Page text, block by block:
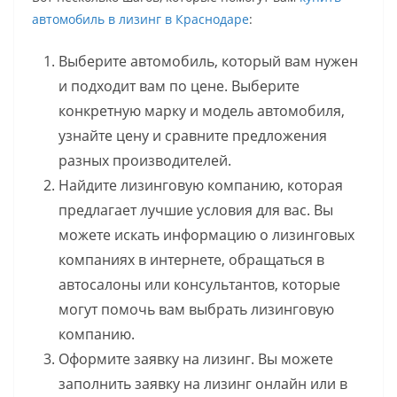
автомобиль в лизинг в Краснодаре:
Выберите автомобиль, который вам нужен
и подходит вам по цене. Выберите
конкретную марку и модель автомобиля,
узнайте цену и сравните предложения
разных производителей.
Найдите лизинговую компанию, которая
предлагает лучшие условия для вас. Вы
можете искать информацию о лизинговых
компаниях в интернете, обращаться в
автосалоны или консультантов, которые
могут помочь вам выбрать лизинговую
компанию.
Оформите заявку на лизинг. Вы можете
заполнить заявку на лизинг онлайн или в